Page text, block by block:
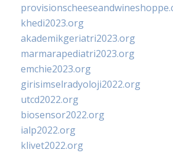
khedi2023.org
akademikgeriatri2023.org
marmarapediatri2023.org
emchie2023.org
girisimselradyoloji2022.org
utcd2022.org
biosensor2022.org
ialp2022.org
klivet2022.org